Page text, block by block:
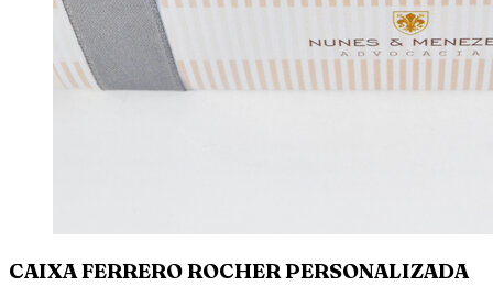
CAIXA FERRERO ROCHER PERSONALIZADA